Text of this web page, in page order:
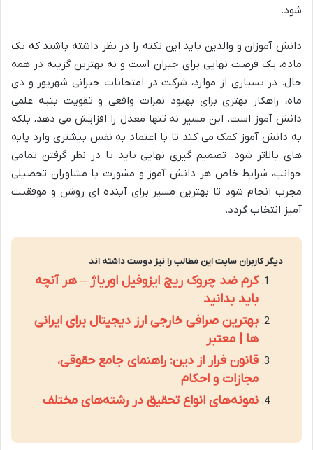
شود.
دانش آموزان و والدین باید این نکته را در نظر داشته باشند که تک
ماده، یک فرصت نهایی برای جبران است و نه بهترین گزینه در همه
حال. در بسیاری از موارد، شرکت در امتحانات جبرانی شهریور و دی
ماه، راهکار بهتری برای بهبود نمرات واقعی و تقویت بنیه علمی
دانش آموز است. این مسیر نه تنها معدل را افزایش می دهد، بلکه
به دانش آموز کمک می کند تا با اعتماد به نفس بیشتری وارد پایه
های بالاتر شود. تصمیم گیری نهایی باید با در نظر گرفتن تمامی
جوانب، شرایط خاص هر دانش آموز و مشورت با مشاوران تحصیلی
مجرب انجام شود تا بهترین مسیر برای آینده ای روشن و موفقیت
آمیز انتخاب گردد.
دیگر کاربران سایت این مطالب را نیز دوست داشته اند
کرم ضد چروک ریچ ایزوفیل اوریاژ – هر آنچه
باید بدانید
بهترین صرافی خارجی ارز دیجیتال برای ایرانی
ها | معتبر
قانون فرار از دین: راهنمای جامع حقوقی،
مجازات و احکام
نمونه‌های انواع تحقیق در رشته‌های مختلف